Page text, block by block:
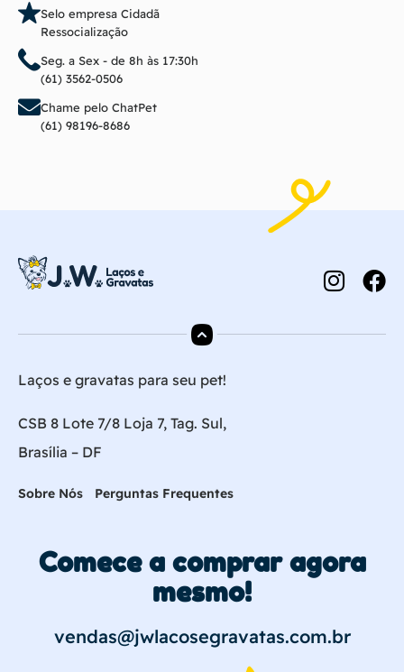
Selo empresa Cidadã
Ressocialização
Seg. a Sex - de 8h às 17:30h
(61) 3562-0506
Chame pelo ChatPet
(61) 98196-8686
Laços e gravatas para seu pet!
CSB 8 Lote 7/8 Loja 7, Tag. Sul,
Brasília – DF
Sobre Nós Perguntas Frequentes
Comece a comprar agora
mesmo!
vendas@jwlacosegravatas.com.br